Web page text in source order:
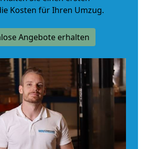
Kosten für Ihren Umzug.
Angebote erhalten